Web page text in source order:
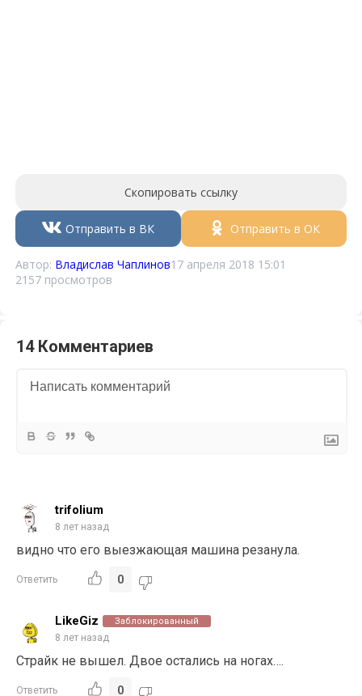
Скопировать ссылку
Отправить в ВК Отправить в ОК
Автор: Владислав Чаплинов17 апреля 2018 15:01
2157 просмотров
14 Комментариев
trifolium
8 лет назад
видно что его выезжающая машина резанула.
Ответить 0
LikeGiz Заблокированный
8 лет назад
Страйк не вышел. Двое остались на ногах….
Ответить 0